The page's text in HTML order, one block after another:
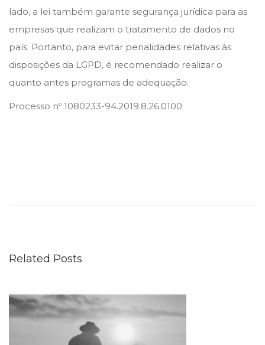
lado, a lei também garante segurança jurídica para as
empresas que realizam o tratamento de dados no
país. Portanto, para evitar penalidades relativas às
disposições da LGPD, é recomendado realizar o
quanto antes programas de adequação.
Processo nº 1080233-94.2019.8.26.0100
T
R
I
Related Posts